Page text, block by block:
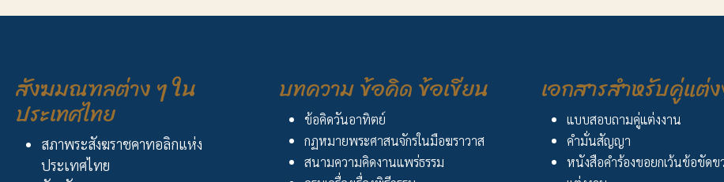
สังฆมณฑลต่าง ๆ ใน
ประเทศไทย
สภาพระสังฆราชคาทอลิกแห่ง
ประเทศไทย
บทความ ข้อคิด ข้อเขียน
ข้อคิดวันอาทิตย์
กฏหมายพระศาสนจักรในมือฆราวาส
สนามความคิดงานแพร่ธรรม
เอกสารสำหรับคู่แต่
แบบสอบถามคู่แต่งงาน
คำมั่นสัญญา
หนังสือคำร้องขอยกเว้นข้อขัดข